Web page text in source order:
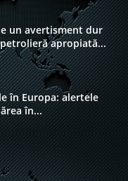
un avertisment dur
apropiată...
în Europa: alertele
în...